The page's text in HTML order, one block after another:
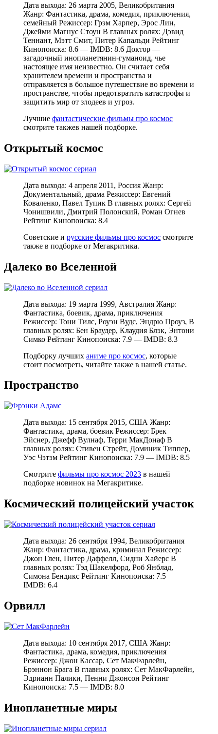
Дата выхода: 26 марта 2005, Великобритания
Жанр: Фантастика, драма, комедия, приключения,
семейный Режиссер: Грэм Харпер, Эрос Лин,
Джейми Магнус Стоун В главных ролях: Дэвид
Теннант, Мэтт Смит, Питер Капальди Рейтинг
Кинопоиска: 8.6 — IMDB: 8.6 Доктор —
загадочный инопланетянин-гуманоид, чье
настоящее имя неизвестно. Он считает себя
хранителем времени и пространства и
отправляется в большое путешествие во времени и
пространстве, чтобы предотвратить катастрофы и
защитить мир от злодеев и угроз.
Лучшие фантастические фильмы про космос
смотрите такжев нашей подборке.
Открытый космос
Дата выхода: 4 апреля 2011, Россия Жанр:
Документальный, драма Режиссер: Евгений
Коваленко, Павел Тупик В главных ролях: Сергей
Чонишвили, Дмитрий Полонский, Роман Огнев
Рейтинг Кинопоиска: 8.4
Советские и русские фильмы про космос смотрите
также в подборке от Мегакритика.
Далеко во Вселенной
Дата выхода: 19 марта 1999, Австралия Жанр:
Фантастика, боевик, драма, приключения
Режиссер: Тони Тилс, Роуэн Вудс, Эндрю Проуз, В
главных ролях: Бен Браудер, Клаудия Блэк, Энтони
Симко Рейтинг Кинопоиска: 7.9 — IMDB: 8.3
Подборку лучших аниме про космос, которые
стоит посмотреть, читайте также в нашей статье.
Пространство
Дата выхода: 15 сентября 2015, США Жанр:
Фантастика, драма, боевик Режиссер: Брек
Эйснер, Джефф Вулнаф, Терри МакДонаф В
главных ролях: Стивен Стрейт, Доминик Типпер,
Уэс Чэтэм Рейтинг Кинопоиска: 7.9 — IMDB: 8.5
Смотрите фильмы про космос 2023 в нашей
подборке новинок на Мегакритике.
Космический полицейский участок
Дата выхода: 26 сентября 1994, Великобритания
Жанр: Фантастика, драма, криминал Режиссер:
Джон Глен, Питер Даффелл, Сидни Хайерс В
главных ролях: Тэд Шакелфорд, Роб Янблад,
Симона Бендикс Рейтинг Кинопоиска: 7.5 —
IMDB: 6.4
Орвилл
Дата выхода: 10 сентября 2017, США Жанр:
Фантастика, драма, комедия, приключения
Режиссер: Джон Кассар, Сет МакФарлейн,
Брэннон Брага В главных ролях: Сет МакФарлейн,
Эдрианн Палики, Пенни Джонсон Рейтинг
Кинопоиска: 7.5 — IMDB: 8.0
Инопланетные миры